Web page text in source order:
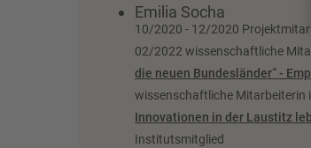
Emilia Socha
10/2020 - 12/2020
02/2022 wissenschaftliche
die neuen Bundesländer“ -
wissenschaftliche Mitarbeiterin
Innovationen in der Laustitz
Institutsmitglied